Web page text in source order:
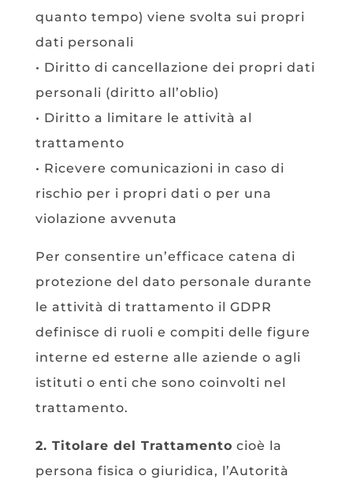
quanto tempo) viene svolta sui propri
dati personali
• Diritto di cancellazione dei propri dati
personali (diritto all’oblio)
• Diritto a limitare le attività al
trattamento
• Ricevere comunicazioni in caso di
rischio per i propri dati o per una
violazione avvenuta
Per consentire un’efficace catena di
protezione del dato personale durante
le attività di trattamento il GDPR
definisce di ruoli e compiti delle figure
interne ed esterne alle aziende o agli
istituti o enti che sono coinvolti nel
trattamento.
2. Titolare del Trattamento cioè la
persona fisica o giuridica, l’Autorità